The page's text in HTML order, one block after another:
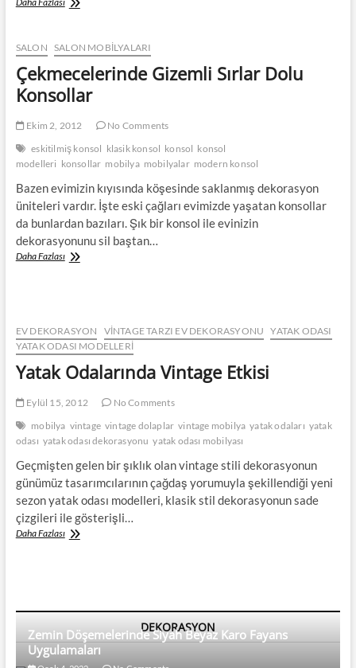
SALON SALON MOBILYALARI
Çekmecelerinde Gizemli Sırlar Dolu
Konsollar
Ekim 2, 2012
No Comments
eskitilmiş konsol klasik konsol konsol konsol
modelleri konsollar mobilya mobilyalar modern konsol
Bazen evimizin kıyısında köşesinde saklanmış dekorasyon
üniteleri vardır. İşte eski çağları evimizde yaşatan konsollar
da bunlardan bazıları. Şık bir konsol ile evinizin
dekorasyonunu sil baştan…
Daha FazlasıÇekmecelerinde
EV DEKORASYON
VINTAGE TARZI EV DEKORASYONU
YATAK ODASI
YATAK ODASI MODELLERI
Yatak Odalarında Vintage Etkisi
Eylül 15, 2012
No Comments
mobilya vintage vintage dolaplar vintage mobilya yatak odaları yatak
odası yatak odası dekorasyonu yatak odası mobilyası
Geçmişten gelen bir şıklık olan vintage stili dekorasyonun
günümüz tasarımcılarının çağdaş yorumuyla şekillendiği yeni
sezon yatak odası modelleri, klasik stil dekorasyonun sade
çizgileri ile gösterişli…
Daha FazlasıYatak
DEKORASYON
Zemin Döşemelerinde Siyah Beyaz Karo Fayans
Uygulamaları